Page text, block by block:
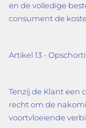
en de volledige
consument de
Artikel 13 -
Tenzij de Klant een
recht om de
voortvloeiende